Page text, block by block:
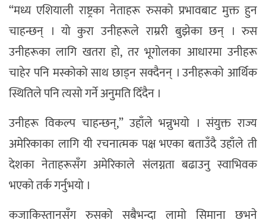
“मध्य एशियाली राष्ट्रका नेताहरू रुसको प्रभावबाट मुक्त हुन
चाहन्छन् । यो कुरा उनीहरूले राम्ररी बुझेका छन् । रुस
उनीहरूका लागि खतरा हो, तर भूगोलका आधारमा उनीहरू
चाहेर पनि मस्कोको साथ छाड्न सक्दैनन् । उनीहरूको आर्थिक
स्थितिले पनि त्यसो गर्ने अनुमति दिँदैन ।
उनीहरू विकल्प चाहन्छन्,” उहाँले भन्नुभयो । संयुक्त राज्य
अमेरिकाका लागि यी रचनात्मक पक्ष भएका बताउँदै उहाँले ती
देशका नेताहरूसँग अमेरिकाले संलग्नता बढाउनु स्वाभिवक
भएको तर्क गर्नुभयो ।
कजाकिस्तानसँग रुसको सबैभन्दा लामो सिमाना छभने